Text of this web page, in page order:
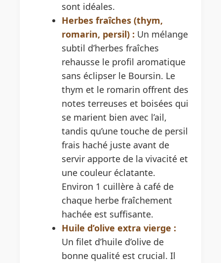
sont idéales.
Herbes fraîches (thym,
romarin, persil) : Un mélange
subtil d’herbes fraîches
rehausse le profil aromatique
sans éclipser le Boursin. Le
thym et le romarin offrent des
notes terreuses et boisées qui
se marient bien avec l’ail,
tandis qu’une touche de persil
frais haché juste avant de
servir apporte de la vivacité et
une couleur éclatante.
Environ 1 cuillère à café de
chaque herbe fraîchement
hachée est suffisante.
Huile d’olive extra vierge :
Un filet d’huile d’olive de
bonne qualité est crucial. Il